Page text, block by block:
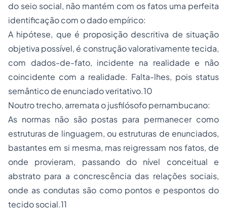
do seio social, não mantém com os fatos uma perfeita
identificação com o dado empírico:
A hipótese, que é proposição descritiva de situação
objetiva possível, é construção valorativamente tecida,
com dados-de-fato, incidente na realidade e não
coincidente com a realidade. Falta-lhes, pois status
semântico de enunciado veritativo.10
Noutro trecho, arremata o jusfilósofo pernambucano:
As normas não são postas para permanecer como
estruturas de linguagem, ou estruturas de enunciados,
bastantes em si mesma, mas reigressam nos fatos, de
onde provieram, passando do nível conceitual e
abstrato para a concrescência das relações sociais,
onde as condutas são como pontos e pespontos do
tecido social.11